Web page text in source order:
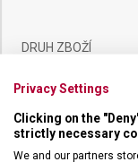
DRUH ZBOŽÍ
ZÁRUKA
HMOTNOST
Privacy Settings
Clicking on the
strictly necessary
We and our partners